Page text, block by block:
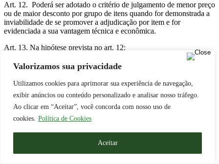
Valorizamos sua privacidade
Utilizamos cookies para aprimorar sua experiência de navegação,
exibir anúncios ou conteúdo personalizado e analisar nosso tráfego.
Ao clicar em “Aceitar”, você concorda com nosso uso de
cookies. Política de Cookies
Aceitar
Art. 12. Poderá ser adotado o critério de julgamento de menor preço
ou de maior desconto por grupo de itens quando for demonstrada a
inviabilidade de se promover a adjudicação por item e for
evidenciada a sua vantagem técnica e econômica.
Art. 13. Na hipótese prevista no art. 12:
I – o critério de aceitabilidade de preços unitários máximos será
II – a contratação posterior de item específico constante de grupo de
itens exigirá prévia pesquisa de mercado e demonstração de sua
vantagem para o órgão ou a entidade.
Modalidades
Art. 14. O processo licitatório para registro de preços será realizado